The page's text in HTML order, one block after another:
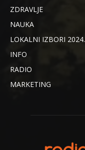
ZDRAVLJE
NAUKA
LOKALNI IZBORI 2024.
INFO
RADIO
MARKETING